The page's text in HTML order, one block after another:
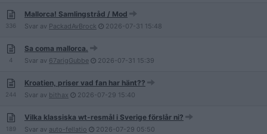
336
Mallorca! Samlingstråd / Mod
Svar av PackadAvBrock 2026-07-31 15:48
4
Sa coma mallorca.
Svar av 67arigGubbe 2026-07-31 15:39
244
Kroatien, priser vad fan har hänt??
Svar av bithax 2026-07-29 15:40
189
Vilka klassiska wt-resmål i Sverige förslår ni?
Svar av auto-fellatio 2026-07-29 05:50